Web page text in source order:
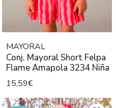
MAYORAL
Conj. Mayoral Short Felpa
Flame Amapola 3234 Niña
15,59€